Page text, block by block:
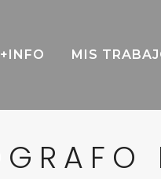
+INFO MIS